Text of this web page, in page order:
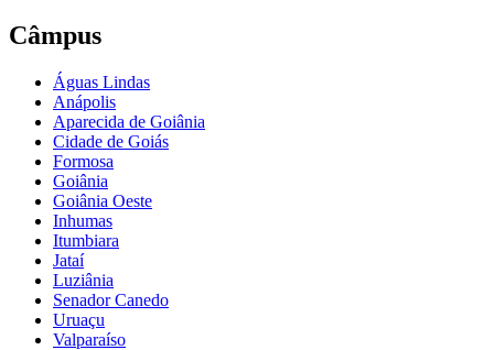
Câmpus
Águas Lindas
Anápolis
Aparecida de Goiânia
Cidade de Goiás
Formosa
Goiânia
Goiânia Oeste
Inhumas
Itumbiara
Jataí
Luziânia
Senador Canedo
Uruaçu
Valparaíso